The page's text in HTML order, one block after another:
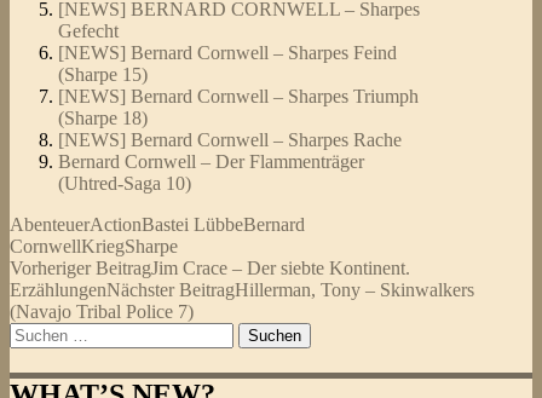
[NEWS] BERNARD CORNWELL – Sharpes
Gefecht
[NEWS] Bernard Cornwell – Sharpes Feind
(Sharpe 15)
[NEWS] Bernard Cornwell – Sharpes Triumph
(Sharpe 18)
[NEWS] Bernard Cornwell – Sharpes Rache
Bernard Cornwell – Der Flammenträger
(Uhtred-Saga 10)
AbenteuerActionBastei LübbeBernard
CornwellKriegSharpe
Beitragsnavigation
Vorheriger BeitragJim Crace – Der siebte Kontinent.
ErzählungenNächster BeitragHillerman, Tony – Skinwalkers
(Navajo Tribal Police 7)
Suchen
nach: